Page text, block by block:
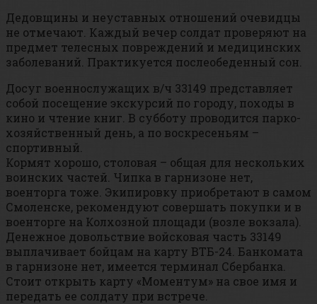
Дедовщины и неуставных отношений очевидцы
не отмечают. Каждый вечер солдат проверяют на
предмет телесных повреждений и медицинских
заболеваний. Практикуется послеобеденный сон.
Досуг военнослужащих в/ч 33149 представляет
собой посещение экскурсий по городу, походы в
кино и чтение книг. В субботу проводится парко-
хозяйственный день, а по воскресеньям –
спортивный.
Кормят хорошо, столовая – общая для нескольких
воинских частей. Чипка в гарнизоне нет,
военторга тоже. Экипировку приобретают в самом
Смоленске, рекомендуют совершать покупки и в
военторге на Колхозной площади (возле вокзала).
Денежное довольствие войсковая часть 33149
выплачивает бойцам на карту ВТБ-24. Банкомата
в гарнизоне нет, имеется терминал Сбербанка.
Стоит открыть карту «Моментум» на свое имя и
передать ее солдату при встрече.